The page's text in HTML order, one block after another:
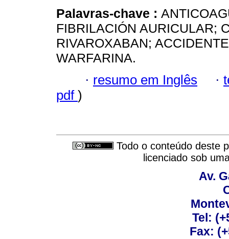
Palavras-chave :
FIBRILACIÓN AURICULAR;
RIVAROXABAN;
WARFARINA.
· resumo em Inglês ·
pdf )
Todo o conteúdo deste
licenciado sob
Av.
Tel:
Fax: